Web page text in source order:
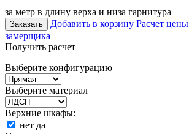
за метр в длину верха и низа гарнитура
Заказать Добавить в корзину Расчет цены
замерщика
Получить расчет
Выберите конфигурацию
Выберите материал
Верхние шкафы:
нет да